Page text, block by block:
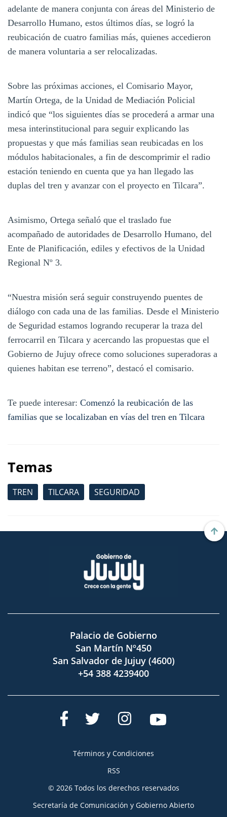
adelante de manera conjunta con áreas del Ministerio de
Desarrollo Humano, estos últimos días, se logró la
reubicación de cuatro familias más, quienes accedieron
de manera voluntaria a ser relocalizadas.
Sobre las próximas acciones, el Comisario Mayor,
Martín Ortega, de la Unidad de Mediación Policial
indicó que “los siguientes días se procederá a armar una
mesa interinstitucional para seguir explicando las
propuestas y que más familias sean reubicadas en los
módulos habitacionales, a fin de descomprimir el radio
estación teniendo en cuenta que ya han llegado las
duplas del tren y avanzar con el proyecto en Tilcara”.
Asimismo, Ortega señaló que el traslado fue
acompañado de autoridades de Desarrollo Humano, del
Ente de Planificación, ediles y efectivos de la Unidad
Regional Nº 3.
“Nuestra misión será seguir construyendo puentes de
diálogo con cada una de las familias. Desde el Ministerio
de Seguridad estamos logrando recuperar la traza del
ferrocarril en Tilcara y acercando las propuestas que el
Gobierno de Jujuy ofrece como soluciones superadoras a
quienes habitan ese terreno”, destacó el comisario.
Te puede interesar: Comenzó la reubicación de las
familias que se localizaban en vías del tren en Tilcara
Temas
TREN TILCARA SEGURIDAD
Palacio de Gobierno
San Martín Nº450
San Salvador de Jujuy (4600)
+54 388 4239400
Términos y Condiciones
RSS
© 2026 Todos los derechos reservados
Secretaría de Comunicación y Gobierno Abierto